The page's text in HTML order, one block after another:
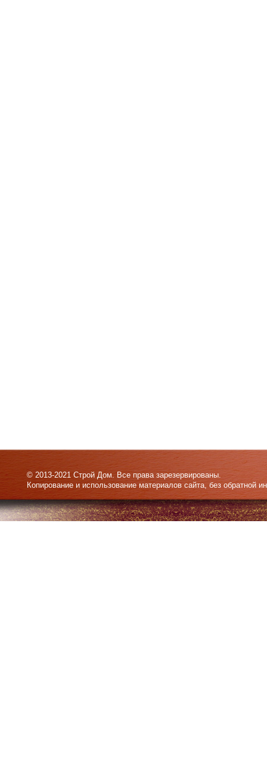
© 2013-2021 Строй Дом. Все права зарезервированы.
Копирование и использование материалов сайта, без обратной